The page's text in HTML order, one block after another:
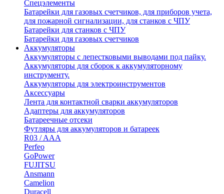
Спецэлементы
Батарейки для газовых счетчиков, для приборов учета,
для пожарной сигнализации, для станков с ЧПУ
Батарейки для станков с ЧПУ
Батарейки для газовых счетчиков
Аккумуляторы
Аккумуляторы с лепестковыми выводами под пайку.
Аккумуляторы для сборок к аккумуляторному
инструменту.
Аккумуляторы для электроинструментов
Аксессуары
Лента для контактной сварки аккумуляторов
Адаптеры для аккумуляторов
Батареечные отсеки
Футляры для аккумуляторов и батареек
R03 / AAA
Perfeo
GoPower
FUJITSU
Ansmann
Camelion
Duracell